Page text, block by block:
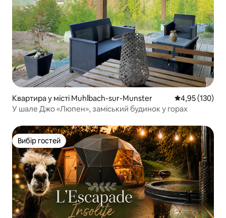
Квартира у місті Muhlbach-sur-Munster Середня
4,95 (130)
У шале Джо «Люпен», заміський будинок у горах
Вибір гостей
Вибір гостей